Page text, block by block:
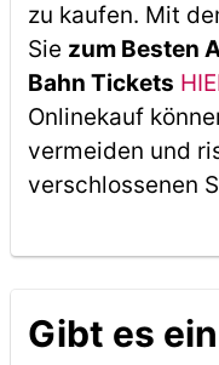
zu kaufen. Mit
Sie zum Besten
Bahn Tickets
Onlinekauf
vermeiden und
verschlossenen
Gibt es